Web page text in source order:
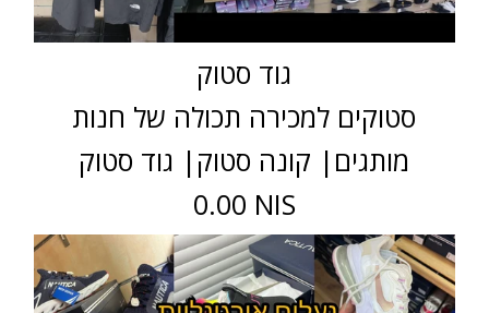
גוד סטוק
סטוקים למכירה תכולה של חנות
מותגים| קונה סטוק| גוד סטוק
0.00 NIS